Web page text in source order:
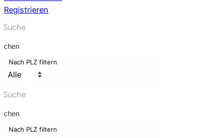
Registrieren
Nach PLZ filtern
Nach PLZ filtern